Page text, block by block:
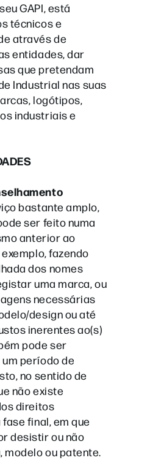
GAPI, está
técnicos e
através de
entidades, dar
que pretendam
Industrial nas suas
logótipos,
industriais e
bastante amplo,
ser feito numa
anterior ao
fazendo
dos nomes
uma marca, ou
necessárias
design ou até
inerentes ao(s)
pode ser
período de
no sentido de
não existe
direitos
final, em que
desistir ou não
modelo ou patente.